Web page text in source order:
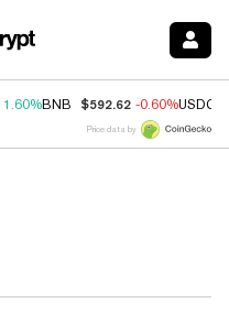
1.60%BNB $592.62 -0.60%USDC
Price data by